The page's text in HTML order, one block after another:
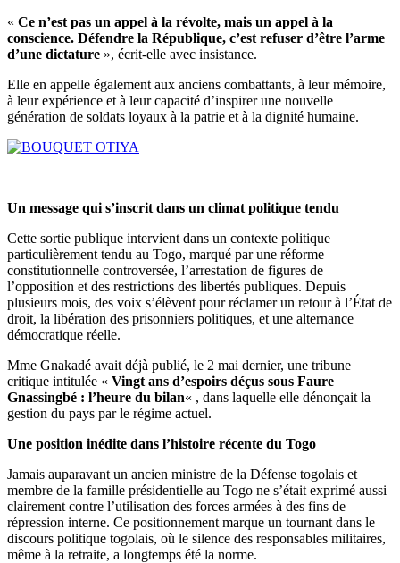
« Ce n’est pas un appel à la révolte, mais un appel à la
conscience. Défendre la République, c’est refuser d’être l’arme
d’une dictature », écrit-elle avec insistance.
Elle en appelle également aux anciens combattants, à leur mémoire,
à leur expérience et à leur capacité d’inspirer une nouvelle
génération de soldats loyaux à la patrie et à la dignité humaine.
Un message qui s’inscrit dans un climat politique tendu
Cette sortie publique intervient dans un contexte politique
particulièrement tendu au Togo, marqué par une réforme
constitutionnelle controversée, l’arrestation de figures de
l’opposition et des restrictions des libertés publiques. Depuis
plusieurs mois, des voix s’élèvent pour réclamer un retour à l’État de
droit, la libération des prisonniers politiques, et une alternance
démocratique réelle.
Mme Gnakadé avait déjà publié, le 2 mai dernier, une tribune
critique intitulée « Vingt ans d’espoirs déçus sous Faure
Gnassingbé : l’heure du bilan« , dans laquelle elle dénonçait la
gestion du pays par le régime actuel.
Une position inédite dans l’histoire récente du Togo
Jamais auparavant un ancien ministre de la Défense togolais et
membre de la famille présidentielle au Togo ne s’était exprimé aussi
clairement contre l’utilisation des forces armées à des fins de
répression interne. Ce positionnement marque un tournant dans le
discours politique togolais, où le silence des responsables militaires,
même à la retraite, a longtemps été la norme.